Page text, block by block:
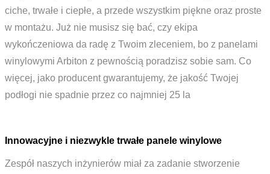
ciche, trwałe i ciepłe, a przede wszystkim piękne oraz proste
w montażu. Już nie musisz się bać, czy ekipa
wykończeniowa da radę z Twoim zleceniem, bo z panelami
winylowymi Arbiton z pewnością poradzisz sobie sam. Co
więcej, jako producent gwarantujemy, że jakość Twojej
podłogi nie spadnie przez co najmniej 25 la
Innowacyjne i niezwykle trwałe panele winylowe
Zespół naszych inżynierów miał za zadanie stworzenie